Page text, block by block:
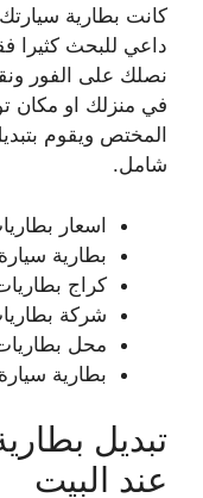
كانت بطارية
داعي للبحث كثيرا
نصلك على الفور
في منزلك او مكان
المختص ويقوم
شامل.
اسعار
بطارية
كراج
شركة
محل
بطارية
تبديل
عند البيت